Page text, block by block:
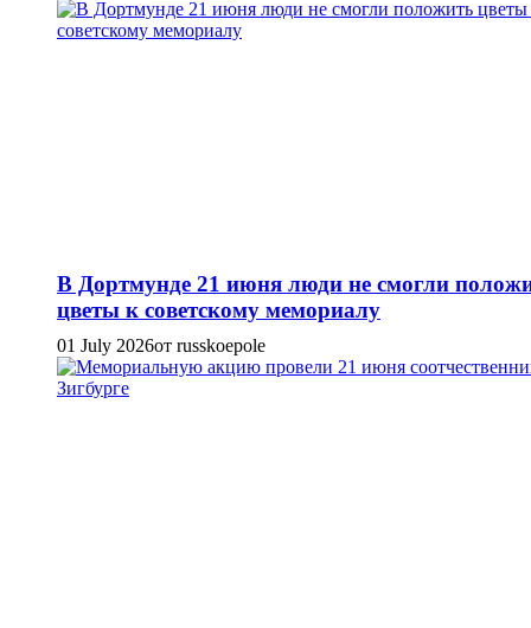
В Дортмунде 21 июня люди не смогли
цветы к советскому мемориалу
01 July 2026от russkoepole